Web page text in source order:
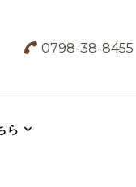
はま
0798-38-8455
ら